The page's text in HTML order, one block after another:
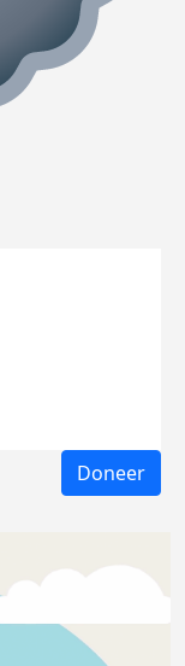
Doneer